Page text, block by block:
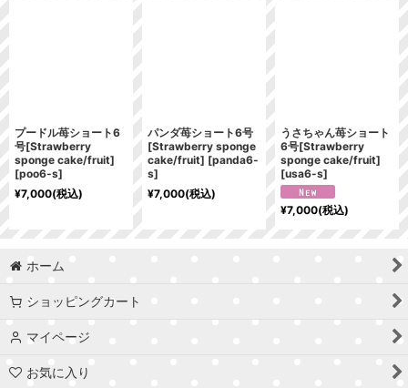
プードル苺ショート6
号[Strawberry
sponge cake/fruit]
[poo6-s]
¥7,000(税込)
パンダ苺ショート6号
[Strawberry sponge
cake/fruit] [panda6-
s]
¥7,000(税込)
うさちゃん苺ショート
6号[Strawberry
sponge cake/fruit]
[usa6-s]
¥7,000(税込)
ホーム
ショッピングカート
マイページ
お気に入り